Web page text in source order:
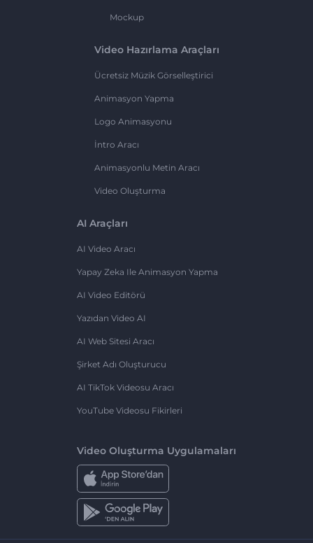
Mockup
Video Hazırlama Araçları
Ücretsiz Müzik Görselleştirici
Animasyon Yapma
Logo Animasyonu
İntro Aracı
Animasyonlu Metin Aracı
Video Oluşturma
AI Araçları
AI Video Aracı
Yapay Zeka Ile Animasyon Yapma
AI Video Editörü
Yazıdan Video AI
AI Web Sitesi Aracı
Şirket Adı Oluşturucu
AI TikTok Videosu Aracı
YouTube Videosu Fikirleri
Video Oluşturma Uygulamaları